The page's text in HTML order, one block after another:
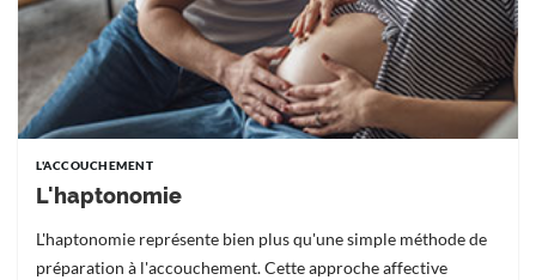
L'ACCOUCHEMENT
L'haptonomie
L'haptonomie représente bien plus qu'une simple méthode de
préparation à l'accouchement. Cette approche affective